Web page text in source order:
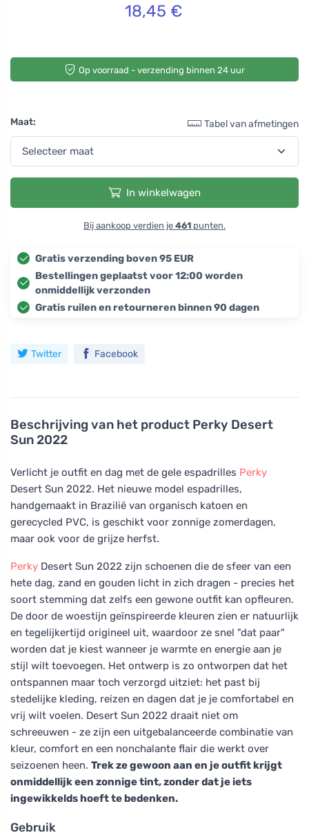
Beschrijving van het product Perky Desert
Sun 2022
Verlicht je outfit en dag met de gele espadrilles Perky
Desert Sun 2022. Het nieuwe model espadrilles,
handgemaakt in Brazilië van organisch katoen en
gerecycled PVC, is geschikt voor zonnige zomerdagen,
maar ook voor de grijze herfst.
Perky Desert Sun 2022 zijn schoenen die de sfeer van een
hete dag, zand en gouden licht in zich dragen - precies het
soort stemming dat zelfs een gewone outfit kan opfleuren.
De door de woestijn geïnspireerde kleuren zien er natuurlijk
en tegelijkertijd origineel uit, waardoor ze snel "dat paar"
worden dat je kiest wanneer je warmte en energie aan je
stijl wilt toevoegen. Het ontwerp is zo ontworpen dat het
ontspannen maar toch verzorgd uitziet: het past bij
stedelijke kleding, reizen en dagen dat je je comfortabel en
vrij wilt voelen. Desert Sun 2022 draait niet om
schreeuwen - ze zijn een uitgebalanceerde combinatie van
kleur, comfort en een nonchalante flair die werkt over
seizoenen heen. Trek ze gewoon aan en je outfit krijgt
onmiddellijk een zonnige tint, zonder dat je iets
ingewikkelds hoeft te bedenken.
Gebruik
18,45 €
Op voorraad - verzending binnen 24 uur
Maat: Tabel van afmetingen
In winkelwagen
Bij aankoop verdien je 461 punten.
Gratis verzending boven 95 EUR
Bestellingen geplaatst voor 12:00 worden
onmiddellijk verzonden
Gratis ruilen en retourneren binnen 90 dagen
Twitter Facebook